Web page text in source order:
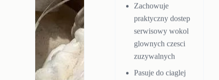
Zachowuje
praktyczny dostep
serwisowy wokol
glownych czesci
zuzywalnych
Pasuje do ciaglej